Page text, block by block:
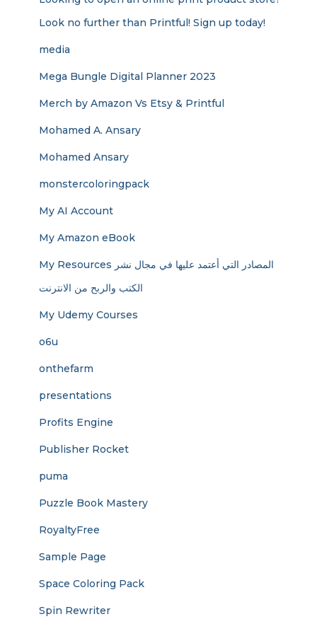
Look no further than Printful! Sign up today!
media
Mega Bungle Digital Planner 2023
Merch by Amazon Vs Etsy & Printful
Mohamed A. Ansary
Mohamed Ansary
monstercoloringpack
My AI Account
My Amazon eBook
My Resources المصادر التي أعتمد عليها في مجال نشر
الكتب والربح من الانترنت
My Udemy Courses
o6u
onthefarm
presentations
Profits Engine
Publisher Rocket
puma
Puzzle Book Mastery
RoyaltyFree
Sample Page
Space Coloring Pack
Spin Rewriter